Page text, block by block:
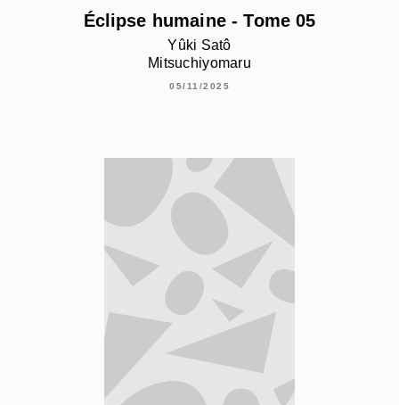
Éclipse humaine - Tome 05
Yûki Satô
Mitsuchiyomaru
05/11/2025